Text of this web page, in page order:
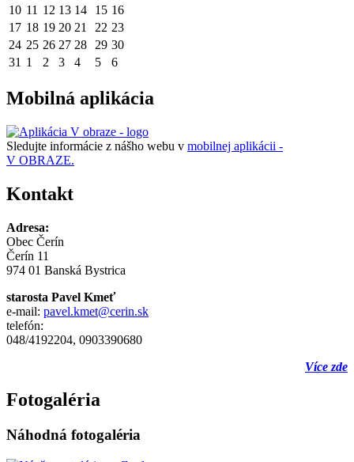
10 11 12 13 14 15 16
17 18 19 20 21 22 23
24 25 26 27 28 29 30
31 1 2 3 4 5 6
Mobilná aplikácia
Sledujte informácie z nášho webu v mobilnej aplikácii -
V OBRAZE.
Kontakt
Adresa:
Obec Čerín
Čerín 11
974 01 Banská Bystrica
starosta Pavel Kmeť
e-mail: pavel.kmet@cerin.sk
telefón:
048/4192204, 0903390680
Více zde
Fotogaléria
Náhodná fotogaléria